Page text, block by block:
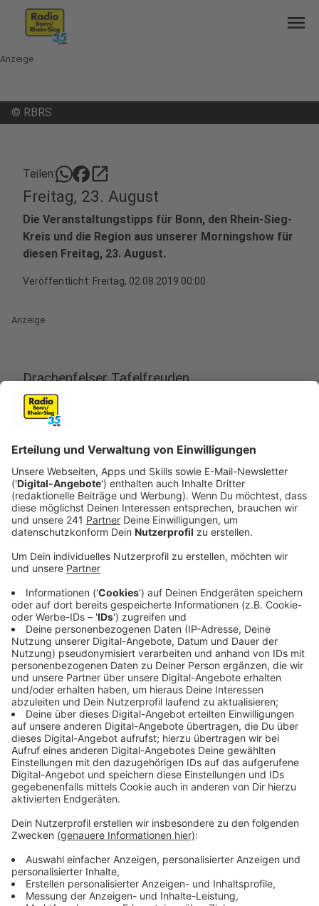
menu
Anzeige
© RBRS
Teilen: open_in_new
Freitag, 23. August
Die Veranstaltungstipps für Bonn, den Rhein-Sieg-
Kreis und die Region aus unserer Morningshow für
diesen Freitag, 23. August.
Veröffentlicht: Freitag, 02.08.2019 00:00
Anzeige
Drachenfelser Tafelfreuden
Anzeige
Zum zweiten Mal finden mitten in den Rhöndorfer
Weinbergen die Drachenfelser Tafelfreuden statt. Die
Besucher können Freitag von 17-21 Uhr, Samstag von
15-21 Uhr und Sonntag von 13-19 Uhr an der längsten
Tafel im Weinberg Platz nehmen und leckeren Wein
und Snacks genießen. Dazu gibt's einen herrlichen
Panoramablick über das Rheintal.
Anzeige
Stadtfest Siegburg
Anzeige
In Siegburg geht das Stadtfest los. Ab 16:45 Uhr ist
die nächsten drei Tage volles Programm. Über 80
Bands treten auf - zum Beispiel Sir Williams und
´s Löwenzahn wird nachgespielt.
Der Eintritt ist frei.